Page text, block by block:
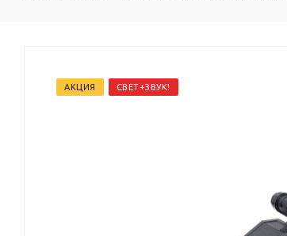
АКЦИЯ СВЕТ+ЗВУК!